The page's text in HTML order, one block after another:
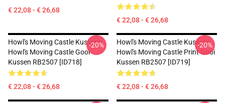
€ 22,08 - € 26,68
€ 22,08 - € 26,68
Howl's Moving Castle Kussens
Howl's Moving Castle Gooi
Kussen RB2507 [ID718]
€ 22,08 - € 26,68
-20%
Howl's Moving Castle Kussens
Howl's Moving Castle Print Gooi
Kussen RB2507 [ID719]
€ 22,08 - € 26,68
-20%